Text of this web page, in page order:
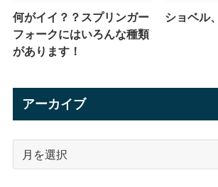
何がイイ？？スプリンガー
フォークにはいろんな種類
があります！
ショベル
アーカイブ